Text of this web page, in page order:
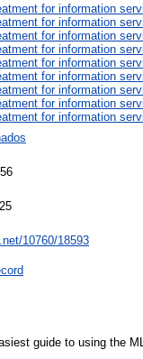
for information
for information
for information
for information
for information
for information
for information
for information
for information
10760/18593
guide to using the